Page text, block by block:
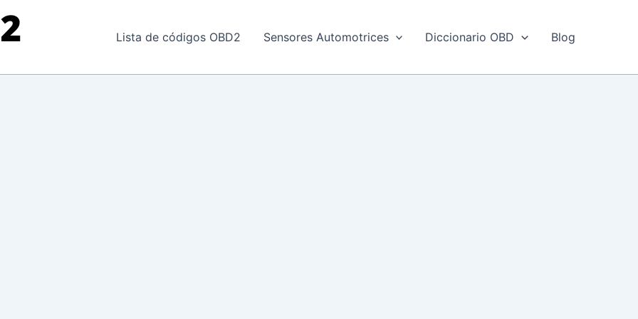
Lista de códigos OBD2 Sensores Automotrices Diccionario OBD Blog